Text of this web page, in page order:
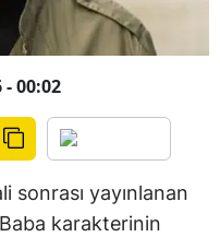
00:02
sonrası yayınlanan
karakterinin